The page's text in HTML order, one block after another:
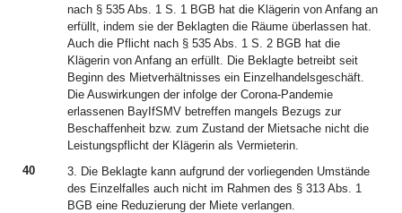
nach § 535 Abs. 1 S. 1 BGB hat die Klägerin von Anfang an
erfüllt, indem sie der Beklagten die Räume überlassen hat.
Auch die Pflicht nach § 535 Abs. 1 S. 2 BGB hat die
Klägerin von Anfang an erfüllt. Die Beklagte betreibt seit
Beginn des Mietverhältnisses ein Einzelhandelsgeschäft.
Die Auswirkungen der infolge der Corona-Pandemie
erlassenen BayIfSMV betreffen mangels Bezugs zur
Beschaffenheit bzw. zum Zustand der Mietsache nicht die
Leistungspflicht der Klägerin als Vermieterin.
40
3. Die Beklagte kann aufgrund der vorliegenden Umstände
des Einzelfalles auch nicht im Rahmen des § 313 Abs. 1
BGB eine Reduzierung der Miete verlangen.